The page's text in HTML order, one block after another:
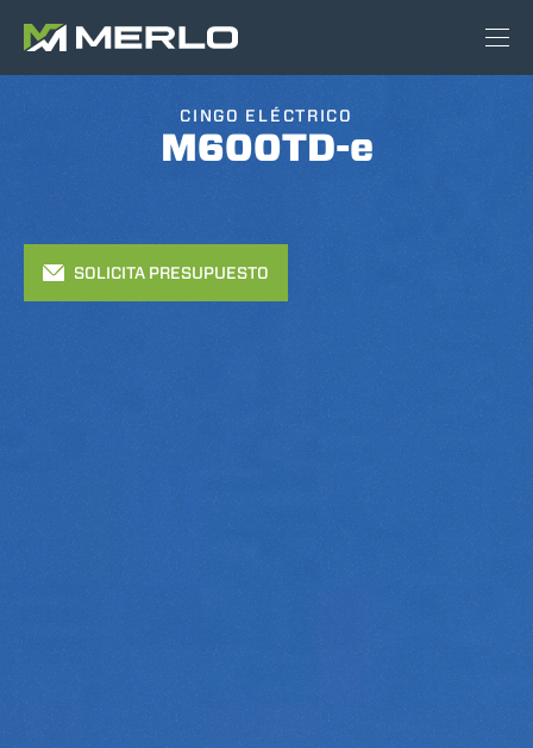
CINGO ELÉCTRICO
M600TD-e
SOLICITA PRESUPUESTO